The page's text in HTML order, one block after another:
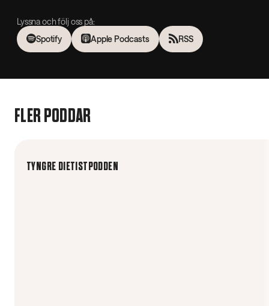
Lyssna och följ oss på:
Spotify
Apple Podcasts RSS
FLER PODDAR
TYNGRE DIETISTPODDEN